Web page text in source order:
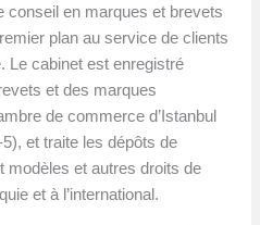
conseil en marques et brevets
plan au service de clients
Le cabinet est enregistré
et des marques
de commerce d’Istanbul
5), et traite les dépôts de
modèles et autres droits de
et à l’international.